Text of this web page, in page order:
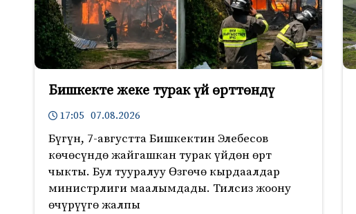
Бишкекте жеке турак үй өрттөндү
17:05 07.08.2026
Бүгүн, 7-августта Бишкектин Элебесов
көчөсүндө жайгашкан турак үйдөн өрт
чыкты. Бул тууралуу Өзгөчө кырдаалдар
министрлиги маалымдады. Тилсиз жоону
өчүрүүгө жалпы